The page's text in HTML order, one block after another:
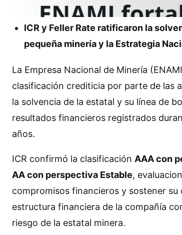
ICR y Feller Rate ratificaron la
pequeña minería y la Estrategia
La Empresa Nacional de Minería
clasificación crediticia por parte de las
la solvencia de la estatal y su línea de
resultados financieros registrados
años.
ICR confirmó la clasificación AAA con
AA con perspectiva Estable,
compromisos financieros y sostener
estructura financiera de la compañía
riesgo de la estatal minera.